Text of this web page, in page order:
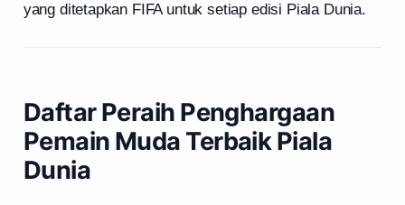
yang ditetapkan FIFA untuk setiap edisi Piala Dunia.
Daftar Peraih Penghargaan
Pemain Muda Terbaik Piala
Dunia